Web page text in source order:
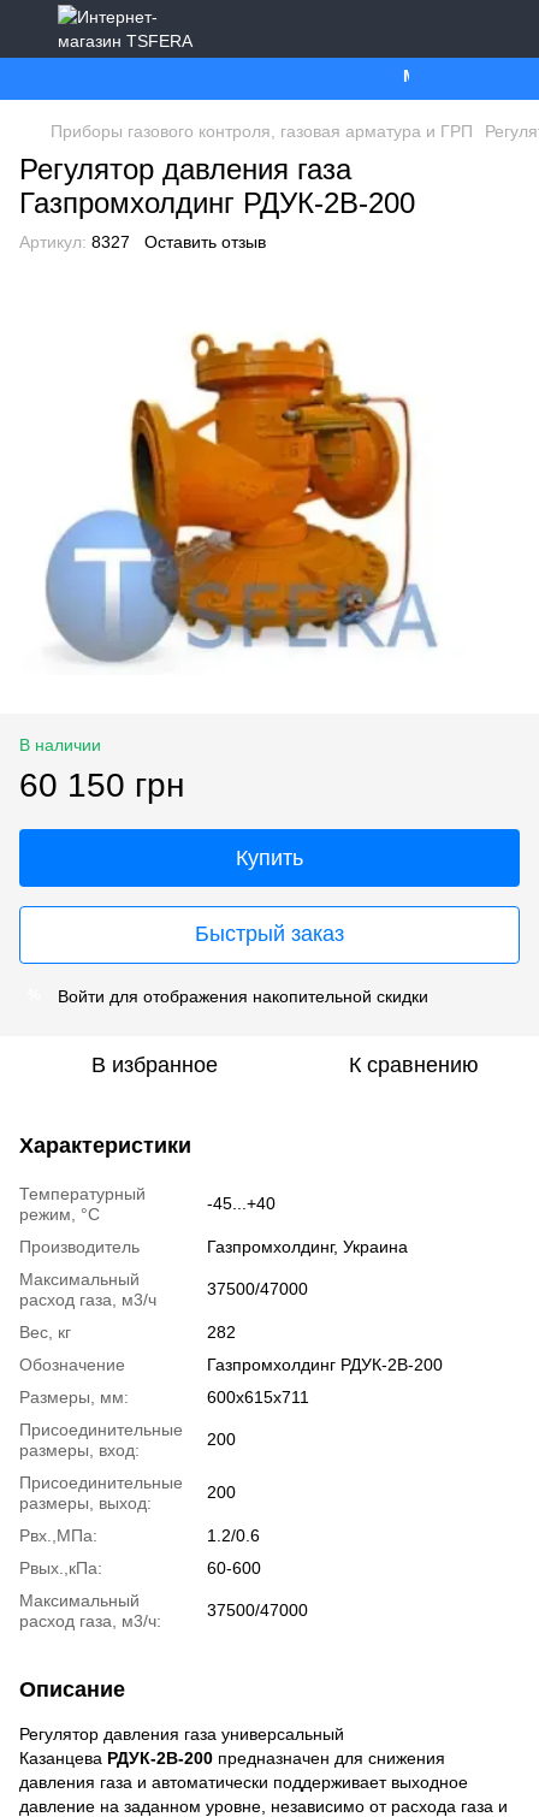
Ми працюємо. Все
Приборы газового контроля, газовая арматура и ГРП
Регулятор давления газа
Газпромхолдинг РДУК-2В-200
Артикул: 8327 Оставить отзыв
В наличии
60 150 грн
Купить
Быстрый заказ
Войти для отображения накопительной скидки
В избранное К сравнению
Характеристики
Температурный
режим, °C
-45...+40
Производитель
Газпромхолдинг, Украина
Максимальный
расход газа, м3/ч
37500/47000
Вес, кг
282
Обозначение
Газпромхолдинг РДУК-2В-200
Размеры, мм:
600х615х711
Присоединительные
размеры, вход:
200
Присоединительные
размеры, выход:
200
Pвх.,МПа:
1.2/0.6
Pвых.,кПа:
60-600
Максимальный
расход газа, м3/ч:
37500/47000
Описание
Регулятор давления газа универсальный
Казанцева РДУК-2В-200 предназначен для снижения
давления газа и автоматически поддерживает выходное
давление на заданном уровне, независимо от расхода газа и